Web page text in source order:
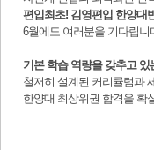
편입최초! 김영편입 한양대
6월에도 여러분을 기다립니
기본 학습 역량을 갖추고 있
철저히 설계된 커리큘럼과
한양대 최상위권 합격을 확